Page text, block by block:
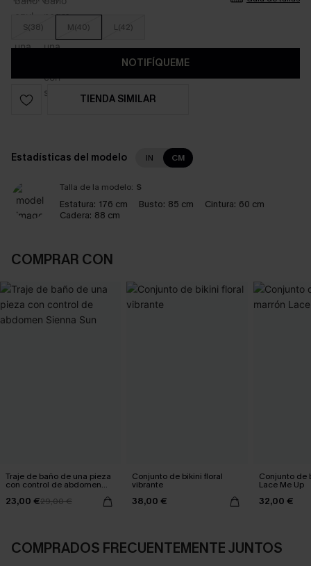
S(38) M(40) L(42)
NOTIFÍQUEME
TIENDA SIMILAR
Estadísticas del modelo IN CM
Talla de la modelo: S
Estatura: 176 cm Busto: 85 cm Cintura: 60 cm
Cadera: 88 cm
COMPRAR CON
Traje de baño de una pieza
con control de abdomen
23,00 €29,00 €
Conjunto de bikini floral
vibrante
38,00 €
Conjunto de
Lace Me Up
32,00 €
COMPRADOS FRECUENTEMENTE JUNTOS